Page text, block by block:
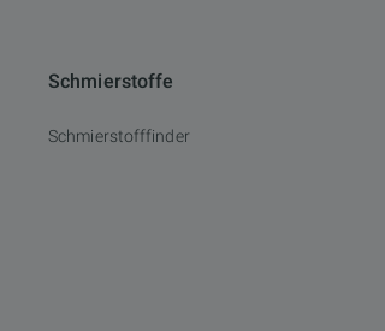
Schmierstoffe
Schmierstofffinder